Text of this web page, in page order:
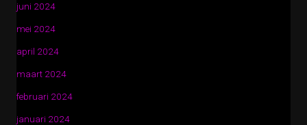
juni 2024
mei 2024
april 2024
maart 2024
februari 2024
januari 2024